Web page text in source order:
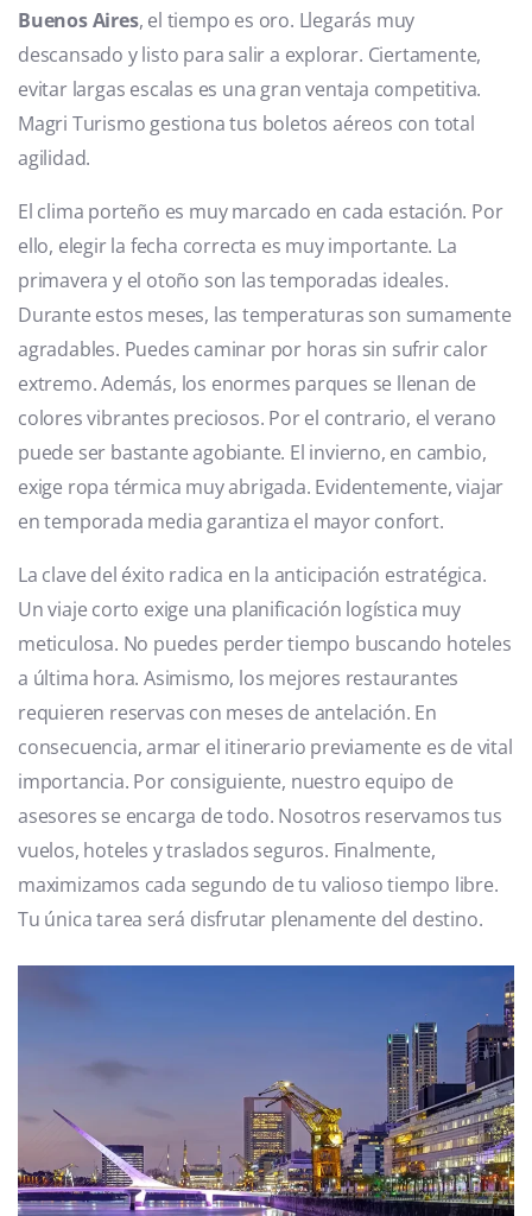
Buenos Aires, el tiempo es oro. Llegarás muy
descansado y listo para salir a explorar. Ciertamente,
evitar largas escalas es una gran ventaja competitiva.
Magri Turismo gestiona tus boletos aéreos con total
agilidad.
El clima porteño es muy marcado en cada estación. Por
ello, elegir la fecha correcta es muy importante. La
primavera y el otoño son las temporadas ideales.
Durante estos meses, las temperaturas son sumamente
agradables. Puedes caminar por horas sin sufrir calor
extremo. Además, los enormes parques se llenan de
colores vibrantes preciosos. Por el contrario, el verano
puede ser bastante agobiante. El invierno, en cambio,
exige ropa térmica muy abrigada. Evidentemente, viajar
en temporada media garantiza el mayor confort.
La clave del éxito radica en la anticipación estratégica.
Un viaje corto exige una planificación logística muy
meticulosa. No puedes perder tiempo buscando hoteles
a última hora. Asimismo, los mejores restaurantes
requieren reservas con meses de antelación. En
consecuencia, armar el itinerario previamente es de vital
importancia. Por consiguiente, nuestro equipo de
asesores se encarga de todo. Nosotros reservamos tus
vuelos, hoteles y traslados seguros. Finalmente,
maximizamos cada segundo de tu valioso tiempo libre.
Tu única tarea será disfrutar plenamente del destino.